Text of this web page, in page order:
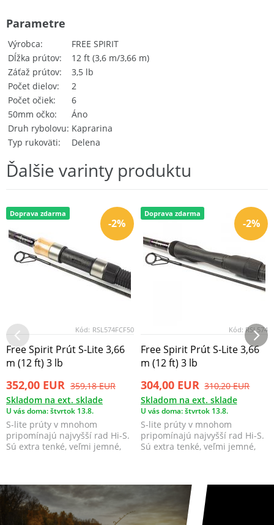
Výrobca
FREE SPIRIT
Dĺžka prútov
12 ft (3,6 m/3,66 m)
Záťaž prútov
3,5 lb
Počet dielov
2
Počet očiek
6
50mm očko
Áno
Druh rybolovu Kaprarina
Typ rukoväti
Delena
Parametre
Ďalšie varinty produktu
-2%
Doprava zdarma
Kód: RSL574FCF50
Free Spirit Prút S-Lite 3,66
m (12 ft) 3 lb
352,00 EUR 359,18 EUR
Skladom na ext. sklade
U vás doma: štvrtok 13.8.
S-lite prúty v mnohom
pripomínajú najvyšší rad Hi-S.
Sú extra tenké, veľmi jemné,
-2%
Doprava zdarma
Kód: RSL574
Free Spirit Prút S-Lite 3,66
m (12 ft) 3 lb
304,00 EUR 310,20 EUR
Skladom na ext. sklade
U vás doma: štvrtok 13.8.
S-lite prúty v mnohom
pripomínajú najvyšší rad Hi-S.
Sú extra tenké, veľmi jemné,